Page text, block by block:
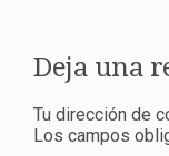
Deja una
Tu dirección de
Los campos